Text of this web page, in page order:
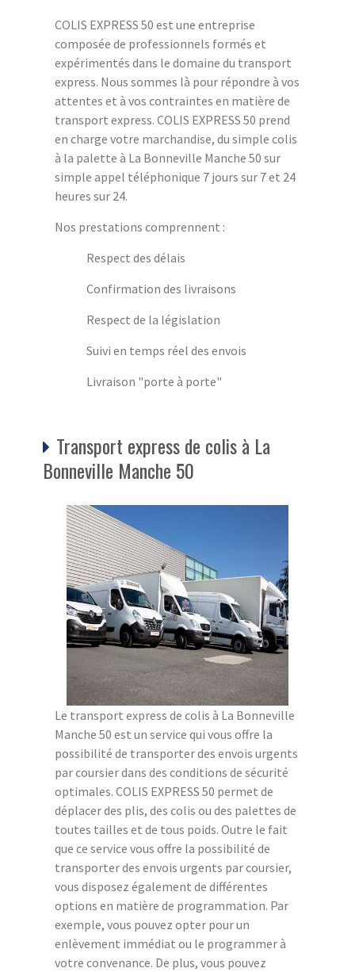
COLIS EXPRESS 50 est une entreprise
composée de professionnels formés et
expérimentés dans le domaine du transport
express. Nous sommes là pour répondre à vos
attentes et à vos contraintes en matière de
transport express. COLIS EXPRESS 50 prend
en charge votre marchandise, du simple colis
à la palette à La Bonneville Manche 50 sur
simple appel téléphonique 7 jours sur 7 et 24
heures sur 24.
Nos prestations comprennent :
Respect des délais
Confirmation des livraisons
Respect de la législation
Suivi en temps réel des envois
Livraison "porte à porte"
Transport express de colis à La
Bonneville Manche 50
Le transport express de colis à La Bonneville
Manche 50 est un service qui vous offre la
possibilité de transporter des envois urgents
par coursier dans des conditions de sécurité
optimales. COLIS EXPRESS 50 permet de
déplacer des plis, des colis ou des palettes de
toutes tailles et de tous poids. Outre le fait
que ce service vous offre la possibilité de
transporter des envois urgents par coursier,
vous disposez également de différentes
options en matière de programmation. Par
exemple, vous pouvez opter pour un
enlèvement immédiat ou le programmer à
votre convenance. De plus, vous pouvez